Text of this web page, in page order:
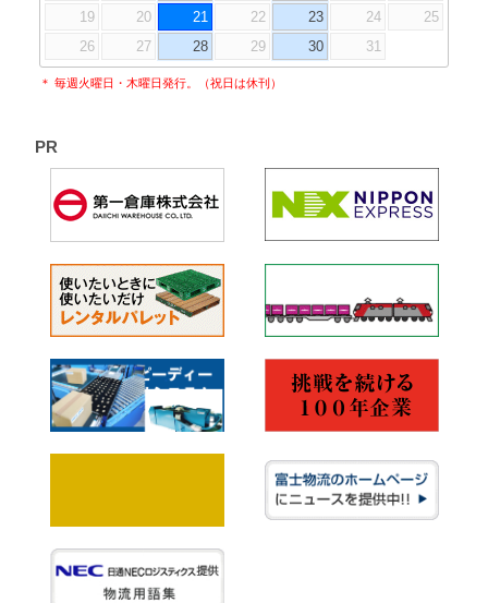
19
20 21 22 23 24
25
26
27 28 29 30 31
＊ 毎週火曜日・木曜日発行。（祝日は休刊）